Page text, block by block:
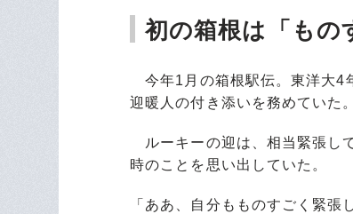
初の箱根は「もの
今年1月の箱根駅伝。東洋大4
迎暖人の付き添いを務めていた。
ルーキーの迎は、相当緊張し
時のことを思い出していた。
「ああ、自分もものすごく緊